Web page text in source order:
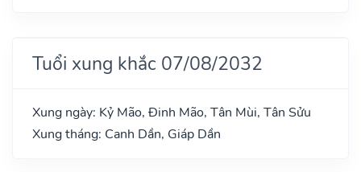
Tuổi xung khắc 07/08/2032
Xung ngày: Kỷ Mão, Đinh Mão, Tân Mùi, Tân Sửu
Xung tháng: Canh Dần, Giáp Dần